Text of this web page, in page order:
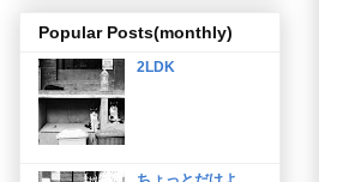
Popular Posts(monthly)
2LDK